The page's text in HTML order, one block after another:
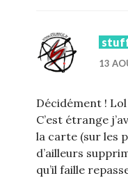
13
Décidément ! Lol
C’est étrange
la carte (sur les
d’ailleurs
qu’il faille